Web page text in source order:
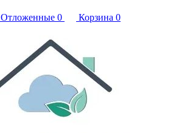
Отложенные 0 Корзина 0